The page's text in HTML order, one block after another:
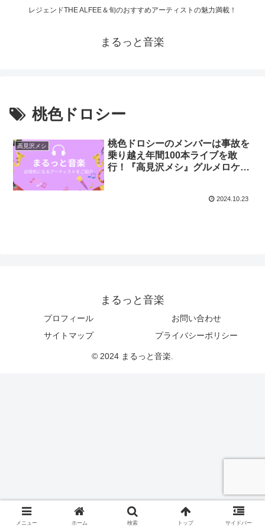
レジェンドTHE ALFEE＆旬のおすすめアーティストの魅力満載！
まるっと音楽
桃色ドロシー
高見沢メシ
桃色ドロシーのメンバーは事故を
乗り越え年間100本ライブを敢
行！『高見沢メシ』グルメロケ担
2024.10.23
まるっと音楽
プロフィール
お問い合わせ
サイトマップ
プライバシーポリシー
© 2024 まるっと音楽.
メニュー ホーム 検索 トップ サイドバー